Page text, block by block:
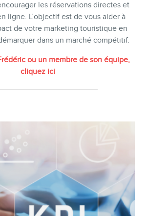
marketing en ligne
marketing de
groupe
(SEO) et IA (GEO)
Ebooks
les réservations directes et
ligne. L’objectif est de vous aider à
de votre marketing touristique en
dans un marché compétitif.
ou un membre de son équipe,
cliquez ici